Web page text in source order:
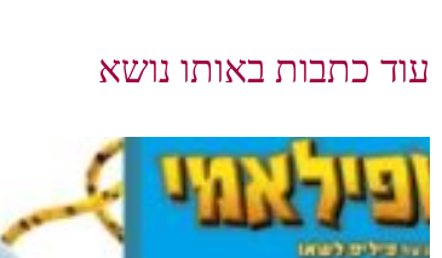
עוד כתבות באותו נושא